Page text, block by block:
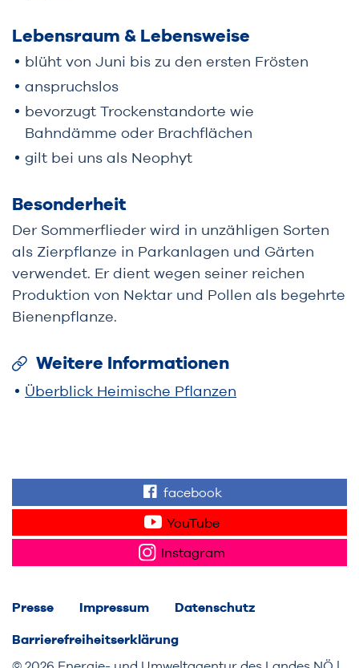
Lebensraum & Lebensweise
blüht von Juni bis zu den ersten Frösten
anspruchslos
bevorzugt Trockenstandorte wie
Bahndämme oder Brachflächen
gilt bei uns als Neophyt
Besonderheit
Der Sommerflieder wird in unzähligen Sorten
als Zierpflanze in Parkanlagen und Gärten
verwendet. Er dient wegen seiner reichen
Produktion von Nektar und Pollen als begehrte
Bienenpflanze.
Weitere Informationen
Überblick Heimische Pflanzen
Finden Sie "Wir für
facebook
Sehen Sie Videos
YouTube
Folgen Sie uns auf
Instagram
Presse Impressum Datenschutz
Barrierefreiheitserklärung